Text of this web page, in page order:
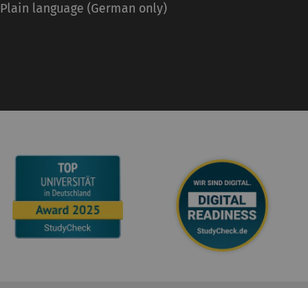
Plain language (German only)